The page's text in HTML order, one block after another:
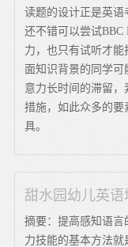
读题的设计正是英语
还不错可以尝试BBC
力，也只有试听才
面知识背景的同学可
意力长时间的滞留
措施，如此众多的要
具。
甜水园幼儿英
摘要：提高感知语
力技能的基本方法就